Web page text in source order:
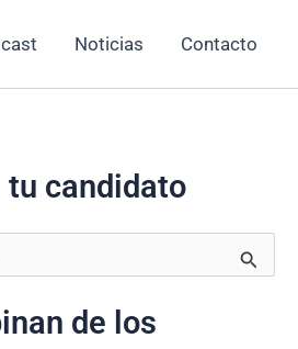
Noticias Contacto
tu candidato
de los